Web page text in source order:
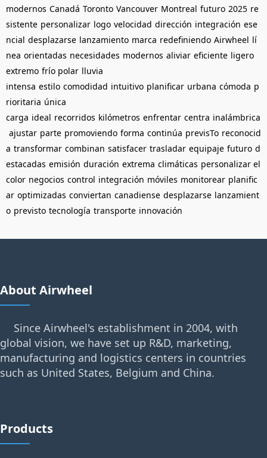
modernos Canadá Toronto Vancouver Montreal futuro 2025 re
sistente personalizar logo velocidad dirección integración ese
ncial desplazarse lanzamiento marca redefiniendo Airwheel lí
nea orientadas necesidades modernos aliviar eficiente ligero
extremo frío polar lluvia
intensa estilo comodidad intuitivo planificar urbana cómoda p
rioritaria única
carga ideal recorridos kilómetros enfrentar centra inalámbrica
ajustar parte promoviendo forma continúa previsTo reconocid
a transformar combinan satisfacer trasladar equipaje futuro d
estacadas emisión duración extrema climáticas personalizar el
color negocios control integración móviles monitorear planific
ar optimizadas conviertan canadiense desplazarse lanzamient
o previsto tecnología transporte innovación
About Airwheel
Since Airwheel's establishment in 2004, with
global vision, we have set up R&D, marketing,
manufacturing and logistics centers in countries
such as United States, Belgium and China.
Products